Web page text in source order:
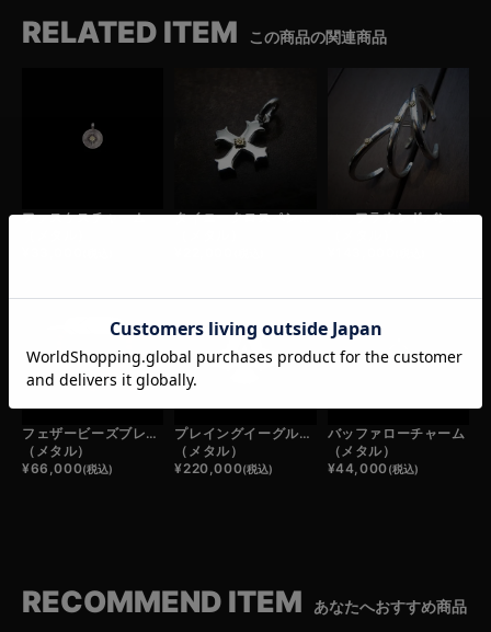
RELATED ITEM この商品の関連商品
ファスケスチャーム
タイニークロスペンダントトップ
ハーフラウンドバングル
フェザービーズブレスレット
（メタル）
¥66,000(税込)
プレイングイーグルバングル大
（メタル）
¥220,000(税込)
バッファローチャーム
（メタル）
¥44,000(税込)
RECOMMEND ITEM あなたへおすすめ商品